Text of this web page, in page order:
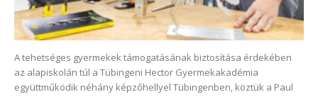
A tehetséges gyermekek támogatásának biztosítása érdekében
az alapiskolán túl a Tübingeni Hector Gyermekakadémia
együttműködik néhány képzőhellyel Tübingenben, köztük a Paul